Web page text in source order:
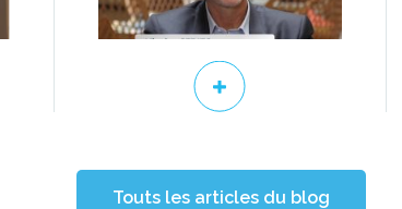
Touts les articles du blog